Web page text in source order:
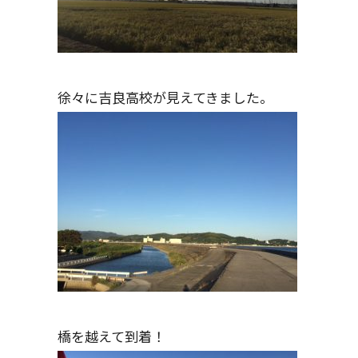
徐々に吉良高校が見えてきました。
橋を越えて到着！